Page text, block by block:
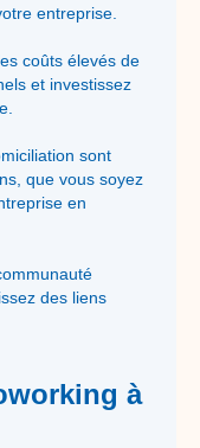
entreprise.
coûts élevés de
et investissez
sont
que vous soyez
en
des liens
à